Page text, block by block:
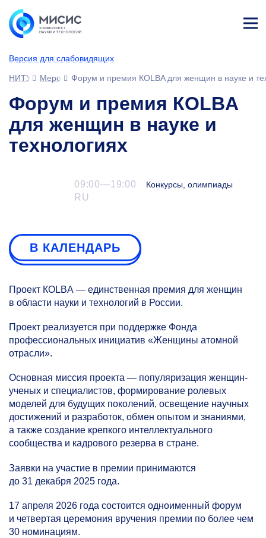
Версия для слабовидящих
ине
НИТУ МИСИСМероприятияФорум и премия КOLBA для женщин в науке и
Форум и премия КOLBA
для женщин в науке и
технологиях
09:00—19:00 Конкурсы, олимпиады
RU
В КАЛЕНДАРЬ
Проект КOLBA — единственная премия для женщин
в области науки и технологий в России.
Проект реализуется при поддержке Фонда
профессиональных инициатив «Женщины атомной
отрасли».
Основная миссия проекта — популяризация женщин-
ученых и специалистов, формирование ролевых
моделей для будущих поколений, освещение научных
достижений и разработок, обмен опытом и знаниями,
а также создание крепкого интеллектуального
сообщества и кадрового резерва в стране.
Заявки на участие в премии принимаются
до 31 декабря 2025 года.
17 апреля 2026 года состоится одноименный форум
и четвертая церемония вручения премии по более чем
30 номинациям.